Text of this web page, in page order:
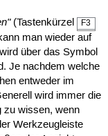
(Tastenkürzel F3
man wieder auf
über das Symbol
Je nachdem welche
entweder im
wird immer die
zu wissen, wenn
Werkzeugleiste